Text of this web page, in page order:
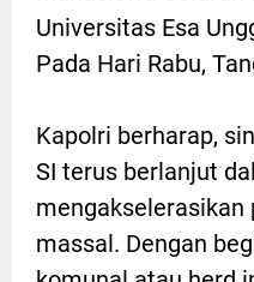
Universitas Esa
Pada Hari Rabu,
Kapolri berharap,
SI terus berlanjut
mengakselerasikan
massal. Dengan